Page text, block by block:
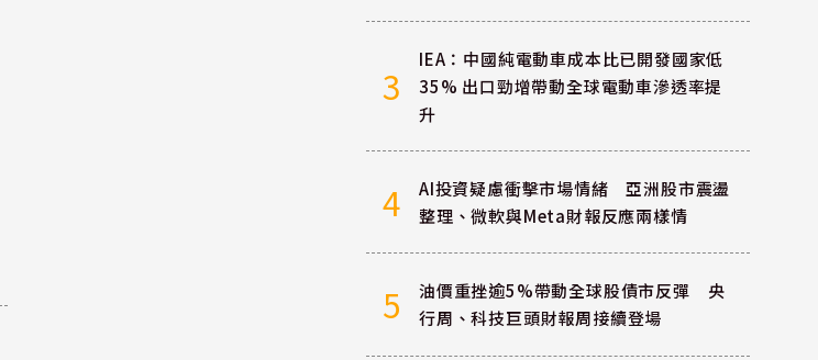
3
IEA：中國純電動車成本比已開發國家低
35% 出口勁增帶動全球電動車滲透率提
升
4
AI投資疑慮衝擊市場情緒 亞洲股市震盪
整理、微軟與Meta財報反應兩樣情
5
油價重挫逾5%帶動全球股債市反彈 央
行周、科技巨頭財報周接續登場